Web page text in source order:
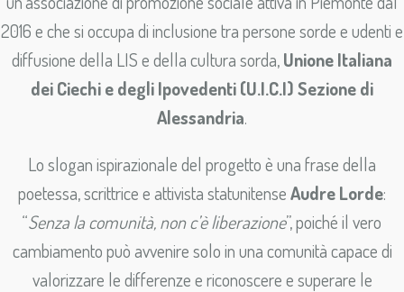
2016 e che si occupa di inclusione tra persone sorde e udenti e
diffusione della LIS e della cultura sorda,Unione Italiana
dei Ciechi e degli Ipovedenti (U.I.C.I) Sezione di
Alessandria.
Lo slogan ispirazionale del progetto è una frase della
poetessa, scrittrice e attivista statunitenseAudre Lorde:
“Senza la comunità, non c’è liberazione”, poiché il vero
cambiamento può avvenire solo in una comunità capace di
valorizzare le differenze e riconoscere e superare le